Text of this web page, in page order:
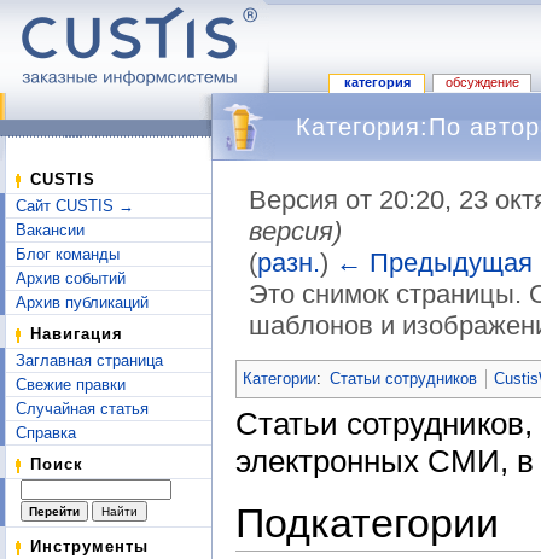
категория обсуждение
CUSTIS
Сайт CUSTIS →
Вакансии
Блог команды
Архив событий
Архив публикаций
Навигация
Заглавная страница
Свежие правки
Случайная статья
Справка
Поиск
Инструменты
Категория:По
Версия от 20:20, 23
версия)
(разн.) ← Предыдущая
Это снимок страницы.
шаблонов и
Категории: Статьи сотрудников
Статьи
электронных СМИ, в
Подкатегории